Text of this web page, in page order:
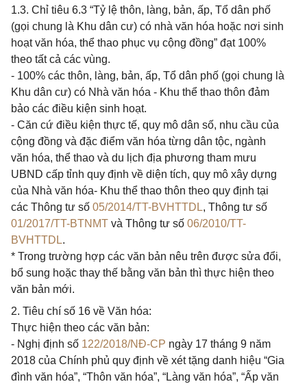
1.3. Chỉ tiêu 6.3 “Tỷ lệ thôn, làng, bản, ấp, Tổ dân phố
(gọi chung là Khu dân cư) có nhà văn hóa hoặc nơi sinh
hoạt văn hóa, thể thao phục vụ cộng đồng” đạt 100%
theo tất cả các vùng.
- 100% các thôn, làng, bản, ấp, Tổ dân phố (gọi chung là
Khu dân cư) có Nhà văn hóa - Khu thể thao thôn đảm
bảo các điều kiện sinh hoạt.
- Căn cứ điều kiện thực tế, quy mô dân số, nhu cầu của
cộng đồng và đặc điểm văn hóa từng dân tộc, ngành
văn hóa, thể thao và du lịch địa phương tham mưu
UBND cấp tỉnh quy định về diện tích, quy mô xây dựng
của Nhà văn hóa- Khu thể thao thôn theo quy định tại
các Thông tư số 05/2014/TT-BVHTTDL, Thông tư số
01/2017/TT-BTNMT và Thông tư số 06/2010/TT-
BVHTTDL.
* Trong trường hợp các văn bản nêu trên được sửa đổi,
bổ sung hoặc thay thế bằng văn bản thì thực hiện theo
văn bản mới.
2. Tiêu chí số 16 về Văn hóa:
Thực hiện theo các văn bản:
- Nghị định số 122/2018/NĐ-CP ngày 17 tháng 9 năm
2018 của Chính phủ quy định về xét tặng danh hiệu “Gia
đình văn hóa”, “Thôn văn hóa”, “Làng văn hóa”, “Ấp văn